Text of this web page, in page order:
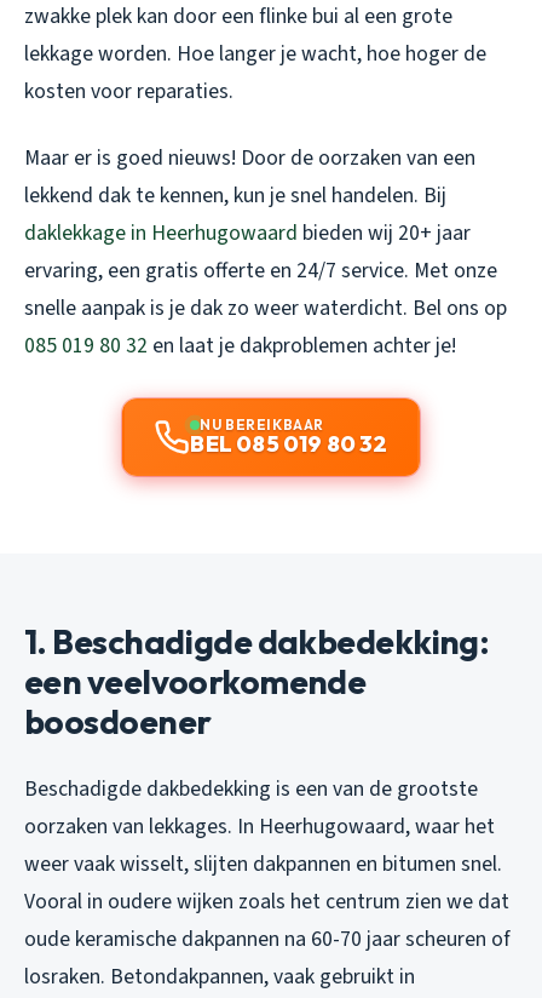
zwakke plek kan door een flinke bui al een grote
lekkage worden. Hoe langer je wacht, hoe hoger de
kosten voor reparaties.
Maar er is goed nieuws! Door de oorzaken van een
lekkend dak te kennen, kun je snel handelen. Bij
daklekkage in Heerhugowaard bieden wij 20+ jaar
ervaring, een gratis offerte en 24/7 service. Met onze
snelle aanpak is je dak zo weer waterdicht. Bel ons op
085 019 80 32 en laat je dakproblemen achter je!
NU BEREIKBAAR
BEL 085 019 80 32
1. Beschadigde dakbedekking:
een veelvoorkomende
boosdoener
Beschadigde dakbedekking is een van de grootste
oorzaken van lekkages. In Heerhugowaard, waar het
weer vaak wisselt, slijten dakpannen en bitumen snel.
Vooral in oudere wijken zoals het centrum zien we dat
oude keramische dakpannen na 60-70 jaar scheuren of
losraken. Betondakpannen, vaak gebruikt in